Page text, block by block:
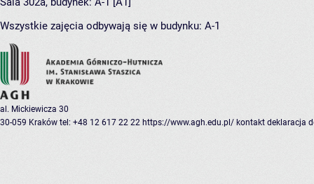
Wszystkie zajęcia odbywają się w budynku: A-1
al. Mickiewicza 30
30-059 Kraków tel: +48 12 617 22 22 https://www.agh.edu.pl/ kontakt deklaracja